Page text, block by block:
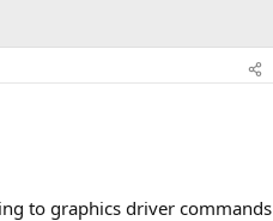
to graphics driver commands